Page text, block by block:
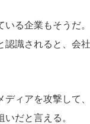
いる企業もそうだ
認識されると、会
ディアを攻撃して
いだと言える。